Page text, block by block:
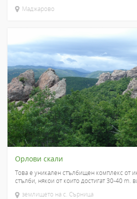
Маджарово
Орлови скали
Това е уникален стълбищен комплекс от
стълби, някои от които достигат 30-40 m.
землището на с. Сърница